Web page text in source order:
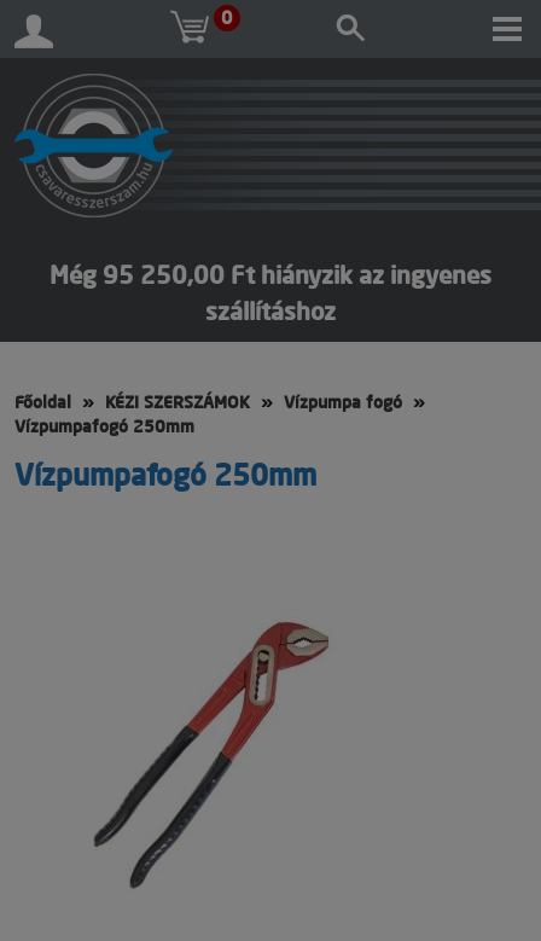
0
Még 95 250,00 Ft hiányzik az ingyenes
szállításhoz
Főoldal KÉZI SZERSZÁMOK
Vízpumpa fogó
Vízpumpafogó 250mm
Vízpumpafogó 250mm